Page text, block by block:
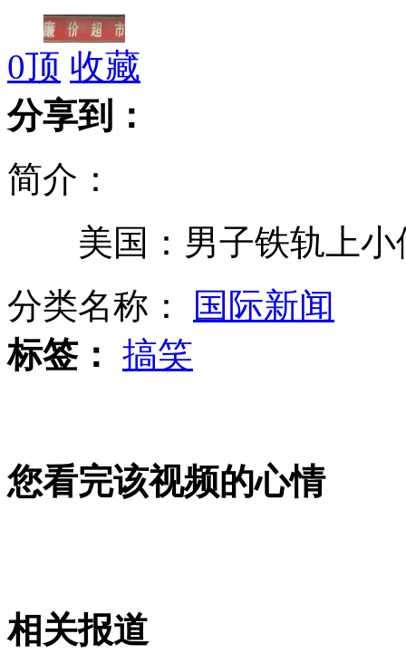
超市碰瓷诈顾客 警察称说不清
中方一船菲方两船黄岩岛海域仍在对峙
新闻背景：朝鲜三年内两次核试验
电梯坐错方向 劫匪当场被擒
山西运城恶犬咬伤多人 警民合力深夜将其击毙
0顶 收藏
分享到：
简介：
美国：男子铁轨上小
分类名称：
国际新闻
标签： 搞笑
您看完该视频的心情
相关报道